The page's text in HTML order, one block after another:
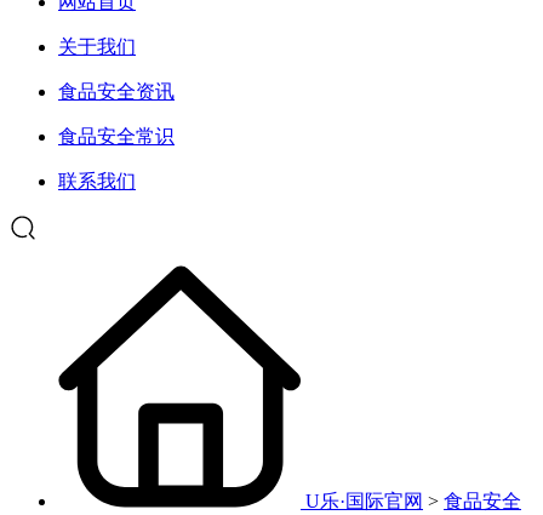
关于我们
食品安全资讯
食品安全常识
联系我们
U乐·国际官网 > 食品安全